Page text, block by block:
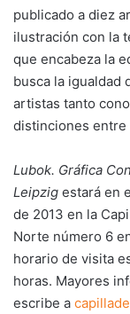
publicado a diez
ilustración con la
que encabeza la
busca la igualdad
artistas tanto
distinciones entre
Lubok. Gráfica
Leipzig estará en
de 2013 en la
Norte número 6
horario de visita
horas. Mayores
escribe a